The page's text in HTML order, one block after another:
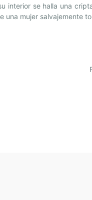
interior se halla una
una mujer salvajemente